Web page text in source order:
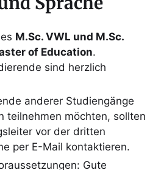
M.Sc. VWL und M.Sc.
of Education.
sind herzlich
anderer Studiengänge
teilnehmen möchten, sollten
vor der dritten
per E-Mail kontaktieren.
Gute